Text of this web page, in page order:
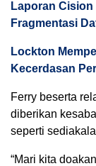
Laporan Cision
Fragmentasi
Lockton
Kecerdasan
Ferry beserta
diberikan
seperti
“Mari kita